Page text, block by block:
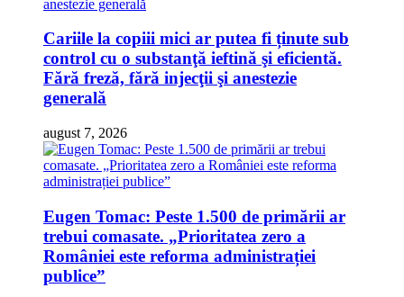
Cariile la copiii mici ar putea fi ținute sub
control cu o substanţă ieftină şi eficientă.
Fără freză, fără injecţii şi anestezie
generală
august 7, 2026
Eugen Tomac: Peste 1.500 de primării ar
trebui comasate. „Prioritatea zero a
României este reforma administrației
publice”